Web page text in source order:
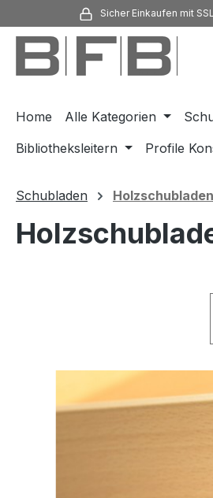
Hauptinhalt springen
Zur Suche springen
Zur Hauptnavigation springen
Sicher Einkaufen mit
Home Alle Kategorien
Bibliotheksleitern
Profile
Schubladen Holzschubladen